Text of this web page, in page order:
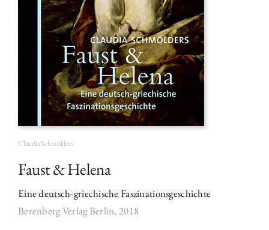
Claudia Schmölders
Faust & Helena
Eine deutsch-griechische Faszinationsgeschichte
Berenberg Verlag Berlin, 2018